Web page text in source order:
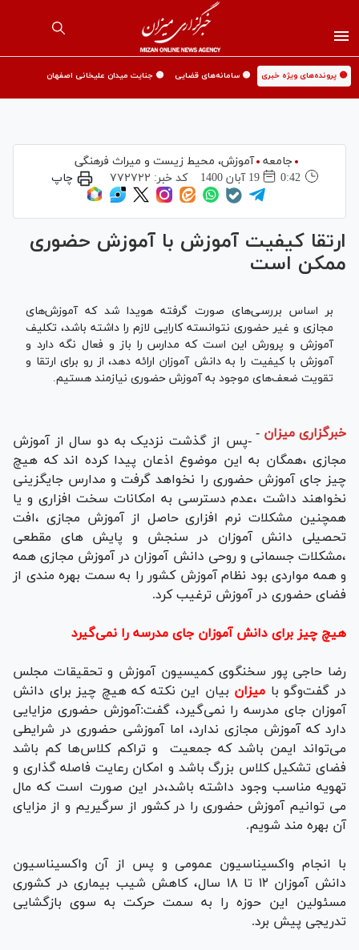
🟡 پرونده‌های ویژه خبری 🟡 سامانه‌های قضایی 🟡 جنایت میدان علیخانی اصفهان
جامعه
آموزش،‌ محیط زیست و میراث فرهنگی
0:42
19 آبان 1400 کد خبر: ۷۷۲۷۲۲ چاپ
ارتقا کیفیت آموزش با آموزش حضوری
ممکن است
بر اساس بررسی‌های صورت گرفته هویدا شد که آموزش‌های
مجازی و غیر حضوری نتوانسته کارایی لازم را داشته باشد، تکلیف
آموزش و پرورش این است که مدارس را باز و فعال نگه دارد و
آموزش با کیفیت را به دانش آموزان ارائه دهد، از رو برای ارتقا و
تقویت ضعف‌های موجود به آموزش حضوری نیازمند هستیم.
خبرگزاری میزان - -پس از گذشت نزدیک به دو سال از آموزش
مجازی ،همگان به این موضوع اذعان پیدا کرده اند که هیچ
چیز جای آموزش حضوری را نخواهد گرفت و مدارس جایگزینی
نخواهند داشت ،عدم دسترسی به امکانات سخت افزاری و یا
همچنین مشکلات نرم افزاری حاصل از آموزش مجازی ،افت
تحصیلی دانش آموزان در سنجش و پایش های مقطعی
،مشکلات جسمانی و روحی دانش آموزان در آموزش مجازی همه
و همه مواردی بود نظام آموزش کشور را به سمت بهره مندی از
فضای حضوری در آموزش ترغیب کرد.
هیچ چیز برای دانش آموزان جای مدرسه را نمی‌گیرد
رضا حاجی پور سخنگوی کمیسیون آموزش و تحقیقات مجلس
در گفت‌وگو با میزان بیان این نکته که هیچ چیز برای دانش
آموزان جای مدرسه را نمی‌گیرد، گفت:آموزش حضوری مزایایی
دارد که آموزش مجازی ندارد، اما آموزشی حضوری در شرایطی
می‌تواند ایمن باشد که جمعیت و تراکم کلاس‌ها کم باشد
فضای تشکیل کلاس بزرگ باشد و امکان رعایت فاصله گذاری و
تهویه مناسب وجود داشته باشد،در این صورت است که مال
می توانیم آموزش حضوری را در کشور از سرگیریم و از مزایای
آن بهره مند شویم.
با انجام واکسیناسیون عمومی و پس از آن واکسیناسیون
دانش آموزان ۱۲ تا ۱۸ سال، کاهش شیب بیماری در کشوری
مسئولین این حوزه را به سمت حرکت به سوی بازگشایی
تدریجی پیش برد.